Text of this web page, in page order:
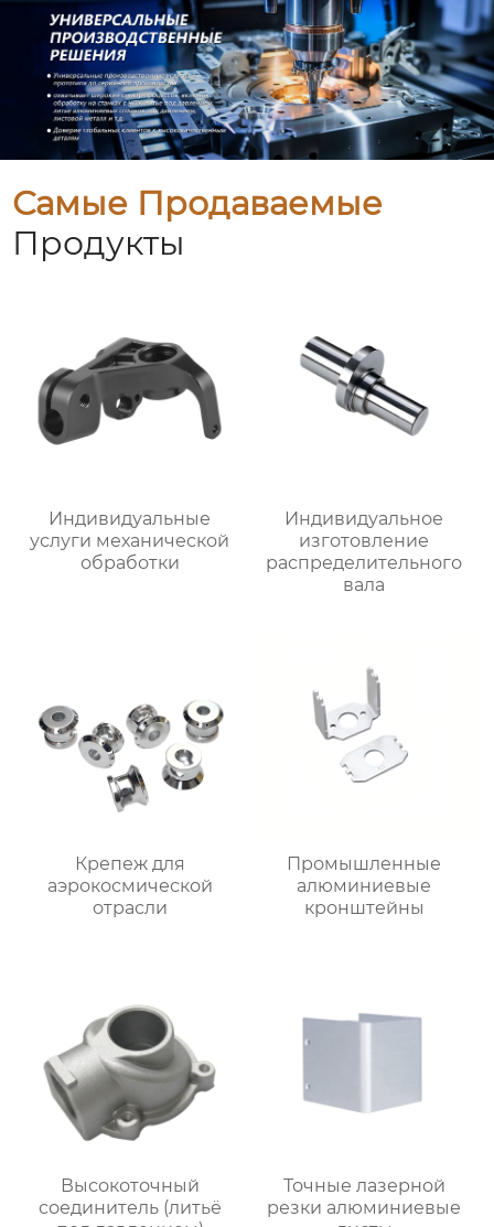
Самые Продаваемые
Продукты
Индивидуальные
услуги механической
обработки
Индивидуальное
изготовление
распределительного
вала
Крепеж для
аэрокосмической
отрасли
Промышленные
алюминиевые
кронштейны
Высокоточный
соединитель (литьё
Точные лазерной
резки алюминиевые